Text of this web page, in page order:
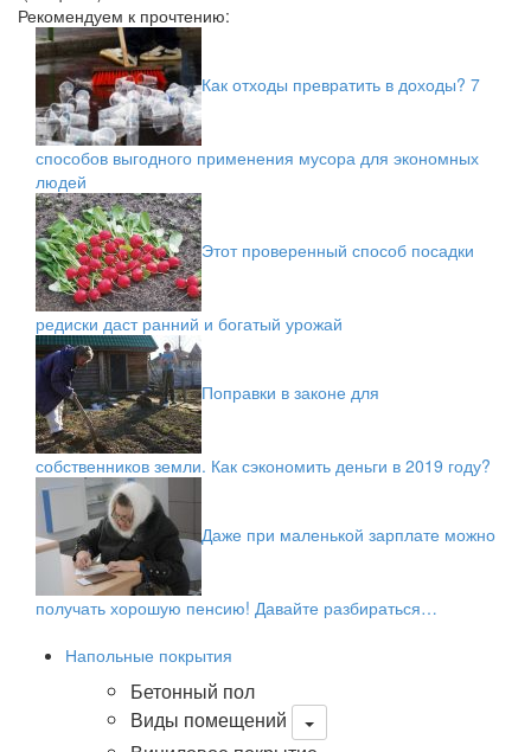
Рекомендуем к прочтению:
Как отходы превратить в доходы? 7
способов выгодного применения мусора для экономных
людей
Этот проверенный способ посадки
редиски даст ранний и богатый урожай
Поправки в законе для
собственников земли. Как сэкономить деньги в 2019 году?
Даже при маленькой зарплате можно
получать хорошую пенсию! Давайте разбираться…
Напольные покрытия
Бетонный пол
Виды помещений